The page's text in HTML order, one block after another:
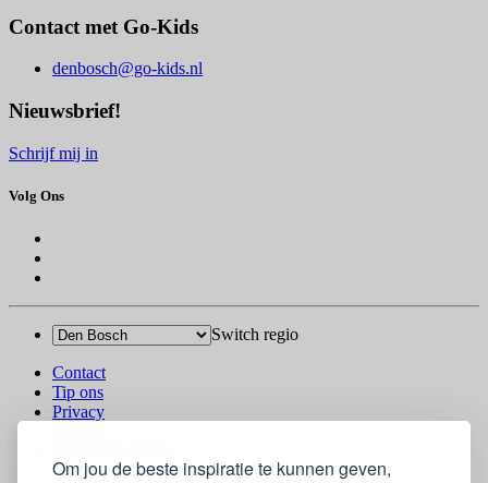
Om jou de beste inspiratie te kunnen geven,
Contact met Go-Kids
denbosch@go-kids.nl
Nieuwsbrief!
Schrijf mij in
Volg Ons
Switch regio
Contact
Tip ons
Privacy